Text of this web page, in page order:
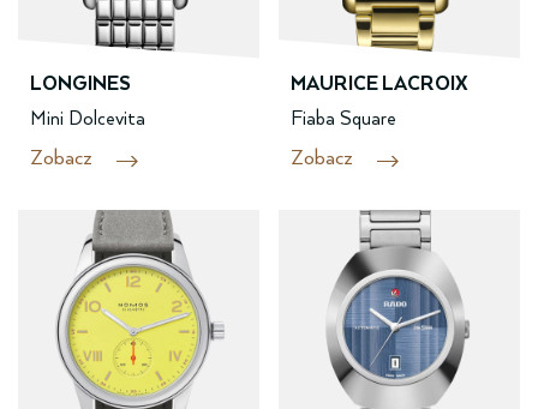
LONGINES
Mini Dolcevita
Zobacz
MAURICE LACROIX
Fiaba Square
Zobacz